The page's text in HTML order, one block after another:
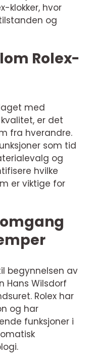
klokker, hvor
og
Rolex-
med
er det
fra hverandre.
som tid
og
hvilke
er viktige for
begynnelsen av
Hans Wilsdorf
Rolex har
og har
funksjoner i